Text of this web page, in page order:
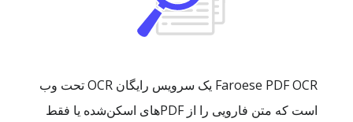
Faroese PDF OCR یک سرویس رایگان OCR تحت وب
است که متن فارویی را از PDFهای اسکن‌شده یا فقط